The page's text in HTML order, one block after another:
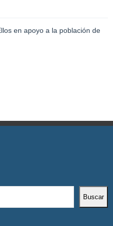
en apoyo a la población de
Buscar